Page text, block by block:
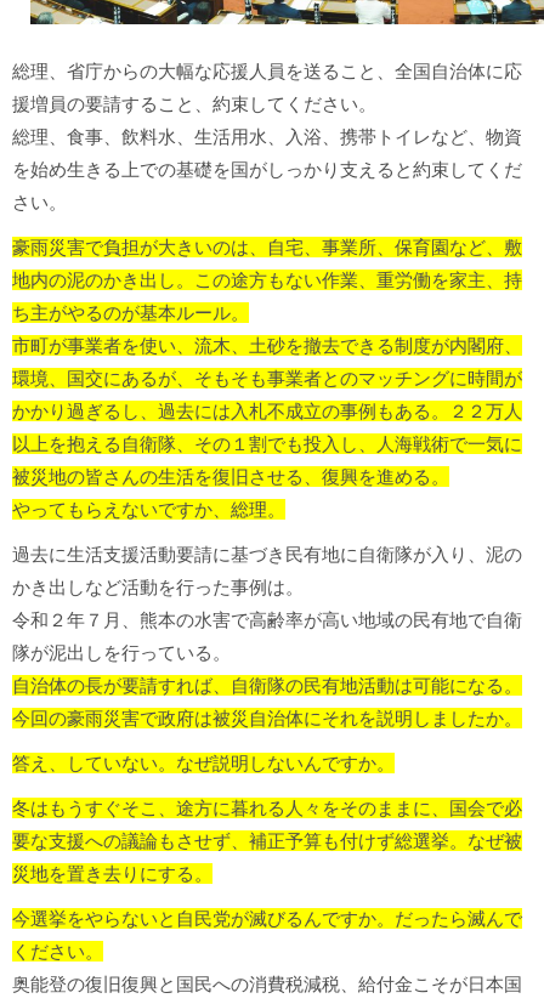
総理、省庁からの大幅な応援人員を送ること、全国自治体に応
援増員の要請すること、約束してください。
総理、食事、飲料水、生活用水、入浴、携帯トイレなど、物資
を始め生きる上での基礎を国がしっかり支えると約束してくだ
さい。
豪雨災害で負担が大きいのは、自宅、事業所、保育園など、敷
地内の泥のかき出し。
この途方もない作業、重労働を家主、持
ち主がやるのが基本ルール。
市町が事業者を使い、流木、土砂を撤去できる制度が内閣府、
環境、国交にあるが、そもそも事業者とのマッチングに時間が
かかり過ぎるし、過去には入札不成立の事例もある。
２２万人
以上を抱える自衛隊、その１割でも投入し、人海戦術で一気に
被災地の皆さんの生活を復旧させる、復興を進める。
やってもらえないですか、総理。
過去に生活支援活動要請に基づき民有地に自衛隊が入り、泥の
かき出しなど活動を行った事例は。
令和２年７月、熊本の水害で高齢率が高い地域の民有地で自衛
隊が泥出しを行っている。
自治体の長が要請すれば、自衛隊の民有地活動は可能になる。
今回の豪雨災害で政府は被災自治体にそれを説明しましたか。
答え、していない。 なぜ説明しないんですか。
冬はもうすぐそこ、途方に暮れる人々をそのままに、国会で必
要な支援への議論もさせず、補正予算も付けず総選挙。 なぜ被
災地を置き去りにする。
今選挙をやらないと自民党が滅びるんですか。 だったら滅んで
ください。
奥能登の復旧復興と国民への消費税減税、給付金こそが日本国